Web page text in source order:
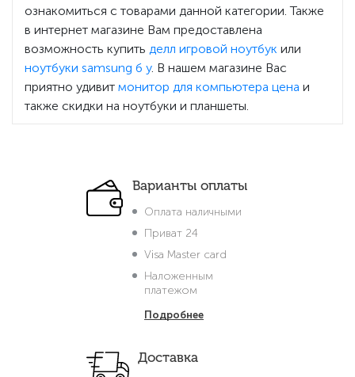
ознакомиться с товарами данной категории. Также
в интернет магазине Вам предоставлена
возможность купить делл игровой ноутбук или
ноутбуки samsung б у. В нашем магазине Вас
приятно удивит монитор для компьютера цена и
также скидки на ноутбуки и планшеты.
Варианты оплаты
Оплата наличными
Приват 24
Visa Master card
Наложенным
платежом
Подробнее
Доставка